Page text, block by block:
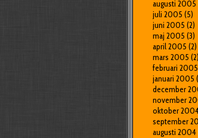
augusti 2005
juli 2005 (5)
juni 2005 (2)
maj 2005 (3)
april 2005 (2)
mars 2005 (2)
februari 2005
januari 2005
december
november
oktober
september
augusti 2004